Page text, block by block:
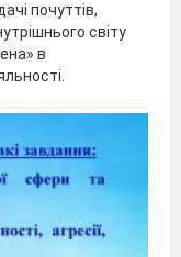
почуттів,
світу
в